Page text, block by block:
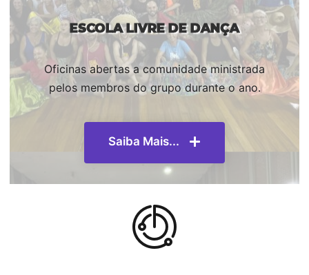
ESCOLA LIVRE DE DANÇA
Oficinas abertas a comunidade ministrada
pelos membros do grupo durante o ano.
Saiba Mais...